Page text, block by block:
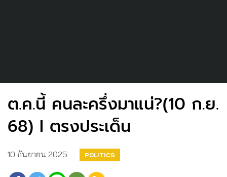
ต.ค.นี้ คนละครึ่งมาแน่?(10 ก.ย.
68) I ตรงประเด็น
10 กันยายน 2025 POLITICS